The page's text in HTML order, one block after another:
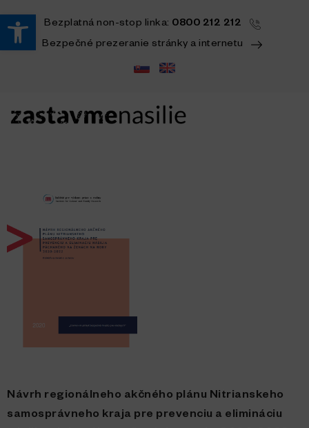
Open toolbar
Bezplatná non-stop linka: 0800 212 212
Bezpečné prezeranie stránky a internetu
Návrh regionálneho akčného plánu Nitrianskeho
samosprávneho kraja pre prevenciu a elimináciu